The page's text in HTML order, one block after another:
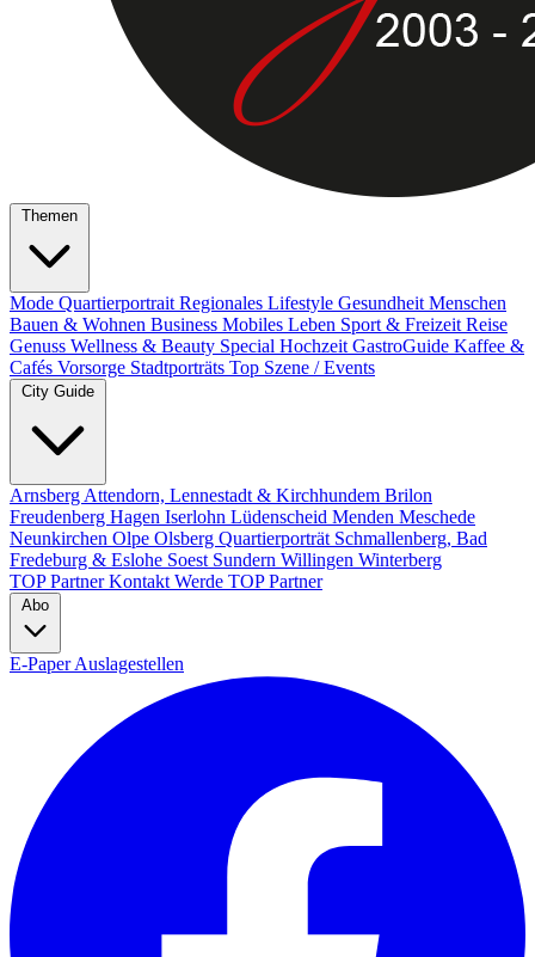
Themen
Mode Quartierportrait Regionales Lifestyle Gesundheit Menschen
Bauen & Wohnen Business Mobiles Leben Sport & Freizeit Reise
Genuss Wellness & Beauty Special Hochzeit GastroGuide Kaffee &
Cafés Vorsorge Stadtporträts Top Szene / Events
City Guide
Arnsberg Attendorn, Lennestadt & Kirchhundem Brilon
Freudenberg Hagen Iserlohn Lüdenscheid Menden Meschede
Neunkirchen Olpe Olsberg Quartierporträt Schmallenberg, Bad
Fredeburg & Eslohe Soest Sundern Willingen Winterberg
TOP PartnerKontakt Werde TOP Partner
Abo
E-PaperAuslagestellen